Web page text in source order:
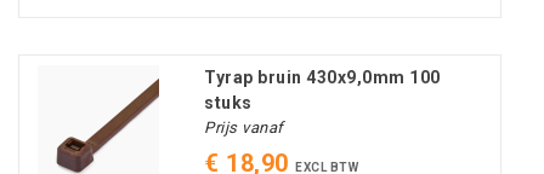
Tyrap bruin 430x9,0mm 100
stuks
Prijs vanaf
€ 18,90 EXCL BTW